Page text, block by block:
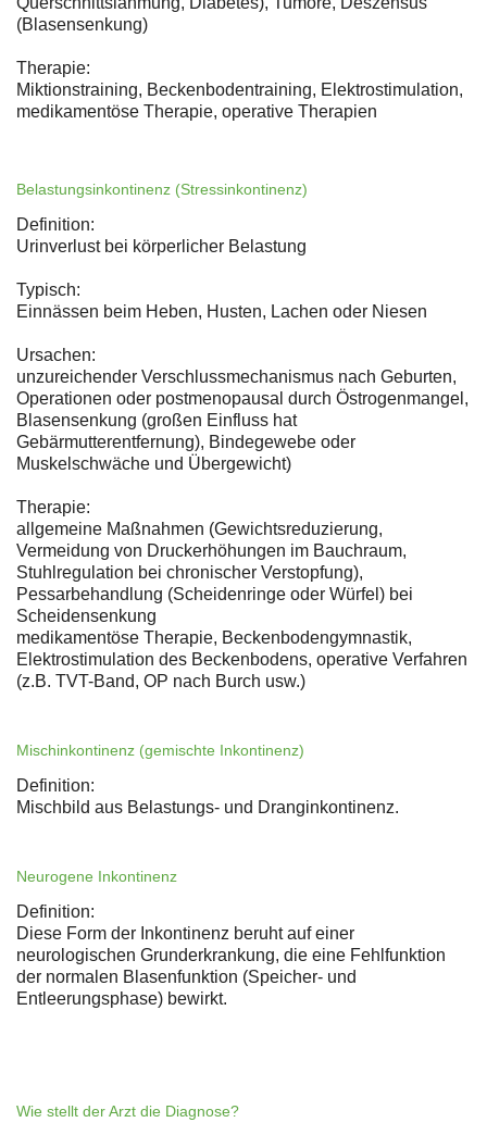
(Blasensenkung)
Therapie:
Miktionstraining, Beckenbodentraining, Elektrostimulation,
medikamentöse Therapie, operative Therapien
Belastungsinkontinenz (Stressinkontinenz)
Definition:
Urinverlust bei körperlicher Belastung
Typisch:
Einnässen beim Heben, Husten, Lachen oder Niesen
Ursachen:
unzureichender Verschlussmechanismus nach Geburten,
Operationen oder postmenopausal durch Östrogenmangel,
Blasensenkung (großen Einfluss hat
Gebärmutterentfernung), Bindegewebe oder
Muskelschwäche und Übergewicht)
Therapie:
allgemeine Maßnahmen (Gewichtsreduzierung,
Vermeidung von Druckerhöhungen im Bauchraum,
Stuhlregulation bei chronischer Verstopfung),
Pessarbehandlung (Scheidenringe oder Würfel) bei
Scheidensenkung
medikamentöse Therapie, Beckenbodengymnastik,
Elektrostimulation des Beckenbodens, operative Verfahren
(z.B. TVT-Band, OP nach Burch usw.)
Mischinkontinenz (gemischte Inkontinenz)
Definition:
Mischbild aus Belastungs- und Dranginkontinenz.
Neurogene Inkontinenz
Definition:
Diese Form der Inkontinenz beruht auf einer
neurologischen Grunderkrankung, die eine Fehlfunktion
der normalen Blasenfunktion (Speicher- und
Entleerungsphase) bewirkt.
Wie stellt der Arzt die Diagnose?